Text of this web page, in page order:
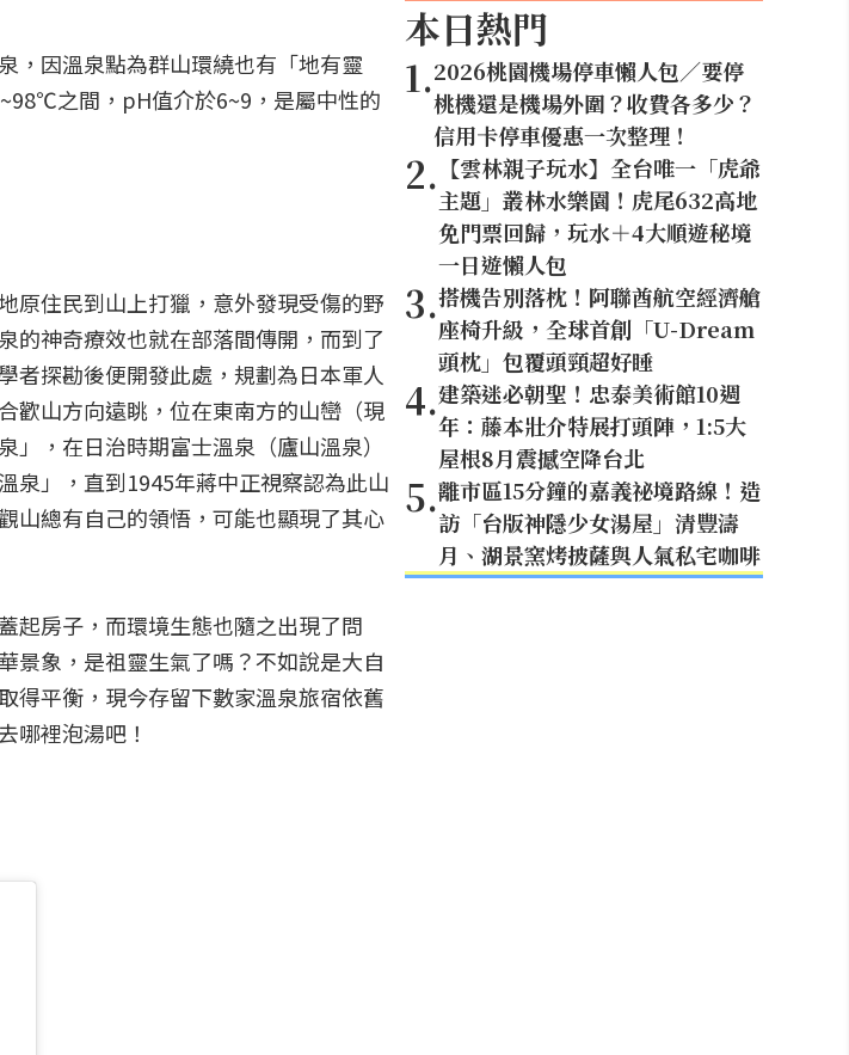
，因溫泉點為群山環繞也有「地有靈
之間，pH值介於6~9，是屬中性的
原住民到山上打獵，意外發現受傷的野
的神奇療效也就在部落間傳開，而到了
者探勘後便開發此處，規劃為日本軍人
歡山方向遠眺，位在東南方的山巒（現
，在日治時期富士溫泉（廬山溫泉）
泉」，直到1945年蔣中正視察認為此山
山總有自己的領悟，可能也顯現了其心
起房子，而環境生態也隨之出現了問
景象，是祖靈生氣了嗎？不如說是大自
得平衡，現今存留下數家溫泉旅宿依舊
哪裡泡湯吧！
本日熱門
1.2026桃園機場停車懶人包／要停
桃機還是機場外圍？收費各多少？
信用卡停車優惠一次整理！
2. 【雲林親子玩水】全台唯一「虎爺
主題」叢林水樂園！虎尾632高地
免門票回歸，玩水＋4大順遊秘境
一日遊懶人包
3.搭機告別落枕！阿聯酋航空經濟艙
座椅升級，全球首創「U-Dream
頭枕」包覆頭頸超好睡
4.建築迷必朝聖！忠泰美術館10週
年：藤本壯介特展打頭陣，1:5大
屋根8月震撼空降台北
5.離市區15分鐘的嘉義祕境路線！造
訪「台版神隱少女湯屋」清豐濤
月、湖景窯烤披薩與人氣私宅咖啡